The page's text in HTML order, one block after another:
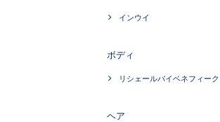
インウイ
ボディ
リシェールバイベネフィーク
ヘア